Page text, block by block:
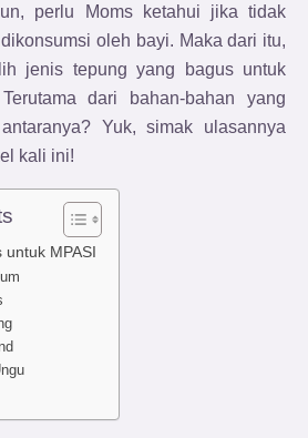
perlu Moms ketahui jika tidak
oleh bayi. Maka dari itu,
jenis tepung yang bagus untuk
dari bahan-bahan yang
Yuk, simak ulasannya
kali ini!
untuk MPASI